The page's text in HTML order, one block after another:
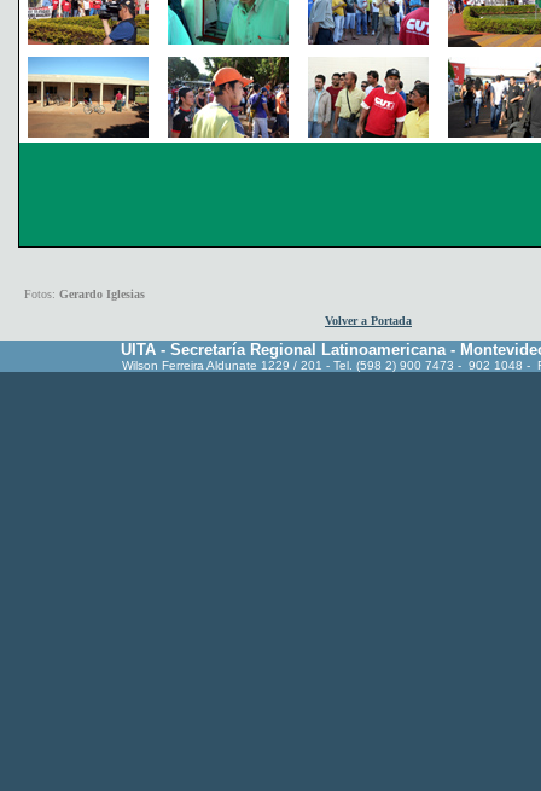
Fotos: Gerardo Iglesias
Volver a Portada
UITA - Secretaría Regional Latinoamericana -
Wilson Ferreira Aldunate 1229 / 201 - Tel. (598 2) 900 7473 - 902 1048 -